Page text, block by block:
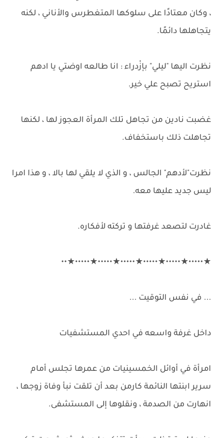
، وكان معتادًا على سلوكها المتغطرس والأناني ، لكنه
يتجاهلها دائمًا.
نظرت اليها "ليلي" بإزْدراء : انا طالعه اوضتي يا ادهم
استريح تصبح علي خير.
غضبت نادين من تجاهل تلك المرأة العجوز لها ، لكنها
تجاهلت ذلك باستخفاف.
نظرت"لأدهم" الجالس ، و الذي لا يلقي لها بالا ، و هذا امرا
ليس جديد عليها معه.
غادرت لتصعد غرفتها و تركته لأفكاره.
★•••••★•••••★•••••★•••••★•••••★•••••★••
... في نفس التوقيت ...
داخل غرفة واسعه في احدي المستشفيات
امرأة في أوائل الخمسينيات من عمرها تجلس أمام
سرير ابنتها النائمة كارمن بعد أن تلقت نبأ وفاة زوجها ،
انهارت من الصدمة ، ونقلوها إلى المستشفى.